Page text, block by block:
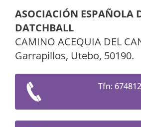
ASOCIACIÓN ESPAÑOLA
DATCHBALL
CAMINO ACEQUIA DEL
Garrapillos, Utebo, 50190.
Tfn: